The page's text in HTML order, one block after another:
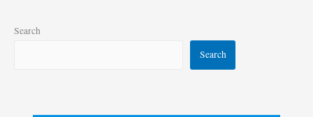
Search
Search